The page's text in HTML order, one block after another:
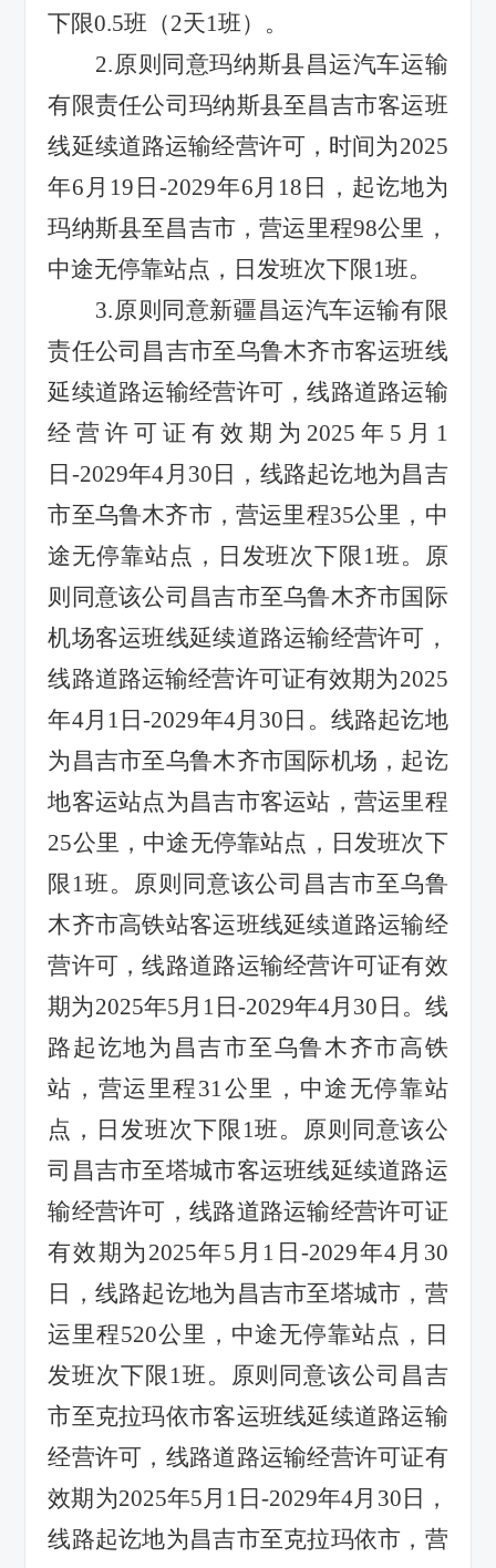
下限0.5班（2天1班）。
2.原则同意玛纳斯县昌运汽车运输
有限责任公司玛纳斯县至昌吉市客运班
线延续道路运输经营许可，时间为2025
年6 月 19 日 -2029年6月 18 日，起讫地为
玛纳斯县至昌吉市，营运里程98公里，
中途无停靠站点，日发班次下限1班。
3.原则同意新疆昌运汽车运输有限
责任公司昌吉市至乌鲁木齐市客运班线
延续道路运输经营许可，线路道路运输
经营许可证有效期为 2025 年 5 月 1
日 -2029年4月 30 日，线路起讫地为昌吉
市至乌鲁木齐市，营运里程35公里，中
途无停靠站点，日发班次下限 1班。原
则同意该公司昌吉市至乌鲁木齐市国际
机场客运班线延续道路运输经营许可，
线路道路运输经营许可证有效期为2025
年4月 1 日-2029年4月 30 日。线路起讫地
为昌吉市至乌鲁木齐市国际机场，起讫
地客运站点为昌吉市客运站，营运里程
25公里，中途无停靠站点，日发班次下
限 1班。原则同意该公司昌吉市至乌鲁
木齐市高铁站客运班线延续道路运输经
营许可，线路道路运输经营许可证有效
期为2025年5月 1 日-2029年4月 30 日。线
路起讫地为昌吉市至乌鲁木齐市高铁
站，营运里程31公里，中途无停靠站
点，日发班次下限 1班。原则同意该公
司昌吉市至塔城市客运班线延续道路运
输经营许可，线路道路运输经营许可证
有效期为 2025年5 月 1 日-2029年4 月 30
日，线路起讫地为昌吉市至塔城市，营
运里程520公里，中途无停靠站点，日
发班次下限 1班。原则同意该公司昌吉
市至克拉玛依市客运班线延续道路运输
经营许可，线路道路运输经营许可证有
效期为2025年5月 1 日-2029年4月 30 日，
线路起讫地为昌吉市至克拉玛依市，营